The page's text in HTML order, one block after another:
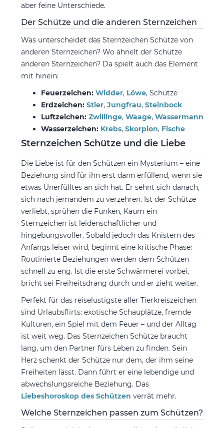
aber feine Unterschiede.
Der Schütze und die anderen Sternzeichen
Was unterscheidet das Sternzeichen Schütze von
anderen Sternzeichen? Wo ähnelt der Schütze
anderen Sternzeichen? Da spielt auch das Element
mit hinein:
Feuerzeichen: Widder, Löwe, Schütze
Erdzeichen: Stier, Jungfrau, Steinbock
Luftzeichen: Zwillinge, Waage, Wassermann
Wasserzeichen: Krebs, Skorpion, Fische
Sternzeichen Schütze und die Liebe
Die Liebe ist für den Schützen ein Mysterium – eine
Beziehung sind für ihn erst dann erfüllend, wenn sie
etwas Unerfülltes an sich hat. Er sehnt sich danach,
sich nach jemandem zu verzehren. Ist der Schütze
verliebt, sprühen die Funken, Kaum ein
Sternzeichen ist leidenschaftlicher und
hingebungsvoller. Sobald jedoch das Knistern des
Anfangs leiser wird, beginnt eine kritische Phase:
Routinierte Beziehungen werden dem Schützen
schnell zu eng. Ist die erste Schwärmerei vorbei,
bricht sei Freiheitsdrang durch und er zieht weiter.
Perfekt für das reiselustigste aller Tierkreiszeichen
sind Urlaubsflirts: exotische Schauplätze, fremde
Kulturen, ein Spiel mit dem Feuer – und der Alltag
ist weit weg. Das Sternzeichen Schütze braucht
lang, um den Partner fürs Leben zu finden. Sein
Herz schenkt der Schütze nur dem, der ihm seine
Freiheiten lässt. Dann führt er eine lebendige und
abwechslungsreiche Beziehung. Das
Liebeshoroskop des Schützen verrät mehr.
Welche Sternzeichen passen zum Schützen?